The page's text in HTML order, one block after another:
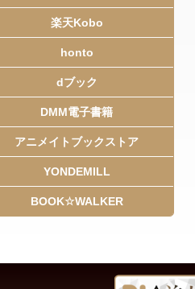
楽天Kobo
honto
dブック
DMM電子書籍
アニメイトブックストア
YONDEMILL
BOOK☆WALKER